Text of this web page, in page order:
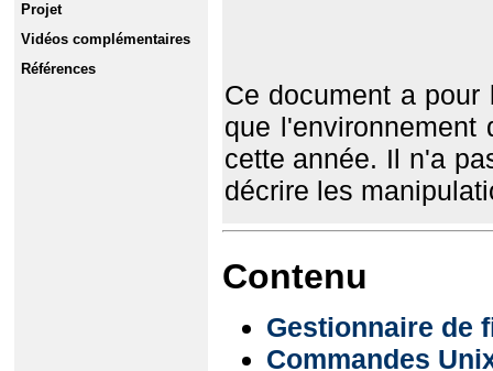
Projet
Vidéos complémentaires
Références